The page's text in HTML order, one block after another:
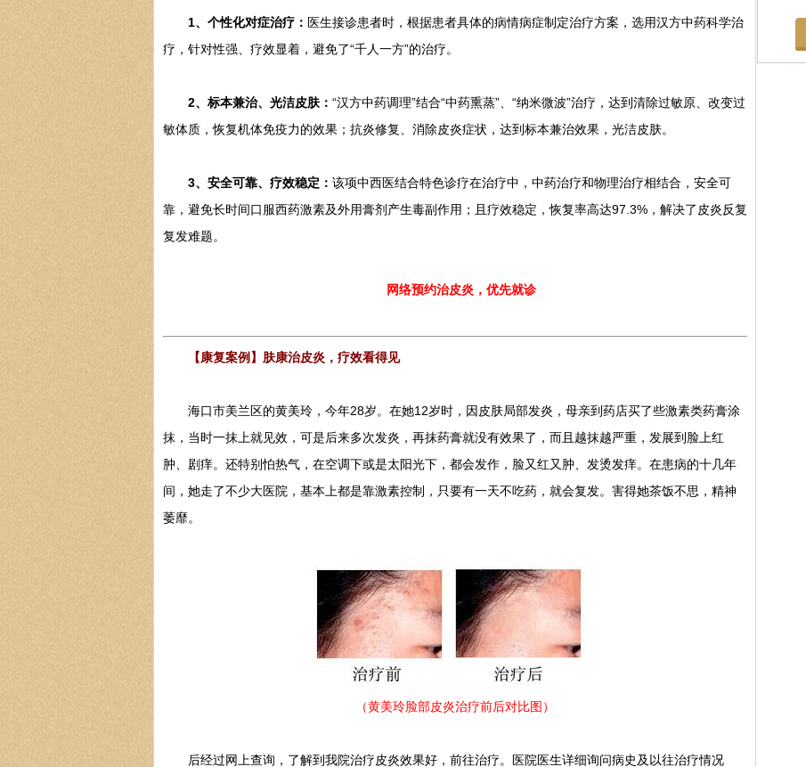
1、个性化对症治疗： 医生接诊患者时，根据患者具体的病情病症制定治疗方案，选用汉方中药科学治
疗，针对性强、疗效显着，避免了“千人一方”的治疗。
2、标本兼治、光洁皮肤： “汉方中药调理”结合“中药熏蒸”、“纳米微波”治疗，达到清除过敏原、改变过
敏体质，恢复机体免疫力的效果；抗炎修复、消除皮炎症状，达到标本兼治效果，光洁皮肤。
3、安全可靠、疗效稳定： 该项中西医结合特色诊疗在治疗中，中药治疗和物理治疗相结合，安全可
靠，避免长时间口服西药激素及外用膏剂产生毒副作用；且疗效稳定，恢复率高达97.3%，解决了皮炎反复
复发难题。
网络预约治皮炎，优先就诊
【康复案例】肤康治皮炎，疗效看得见
海口市美兰区的黄美玲，今年28岁。在她12岁时，因皮肤局部发炎，母亲到药店买了些激素类药膏涂
抹，当时一抹上就见效，可是后来多次发炎，再抹药膏就没有效果了，而且越抹越严重，发展到脸上红
肿、剧痒。还特别怕热气，在空调下或是太阳光下，都会发作，脸又红又肿、发烫发痒。在患病的十几年
间，她走了不少大医院，基本上都是靠激素控制，只要有一天不吃药，就会复发。害得她茶饭不思，精神
萎靡。
（黄美玲脸部皮炎治疗前后对比图）
后经过网上查询，了解到我院治疗皮炎效果好，前往治疗。医院医生详细询问病史及以往治疗情况